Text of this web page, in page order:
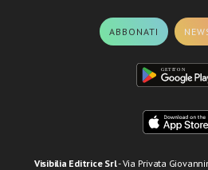
ABBONATI
Visibilia Editrice Srl- Via Privata